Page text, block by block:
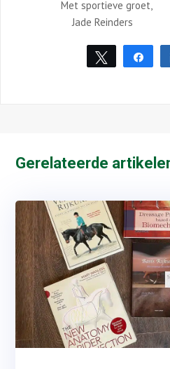
Met sportieve groet,
Jade Reinders
Tweet
Gerelateerde